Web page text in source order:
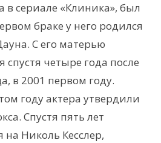
в сериале «Клиника», был
браке у него родился
С его матерью
спустя четыре года после
в 2001 первом году.
году актера утвердили
Спустя пять лет
Николь Кесслер,